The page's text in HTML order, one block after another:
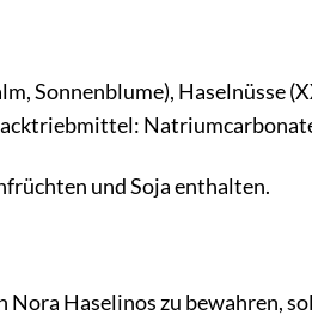
Sonnenblume), Haselnüsse
und Soja enthalten.
Haselinos zu bewahren,